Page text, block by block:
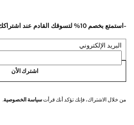
-استمتع بخصم 10% لتسوقك القادم عند اشتراكك في نشرتنا الاخبارية
البريد الإلكتروني
اشترك الأن
من خلال الاشتراك، فإنك تؤكد أنك قرأتسياسة الخصوصية.